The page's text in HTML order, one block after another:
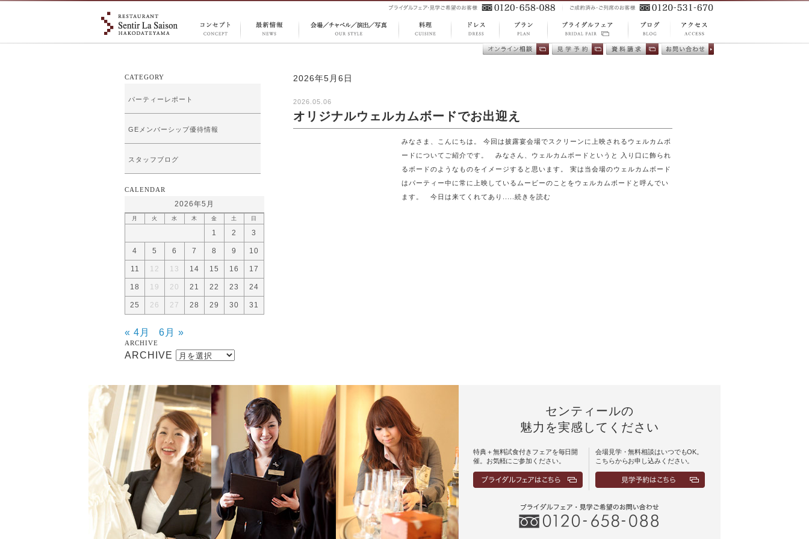
写真
DRESS
PLAN プ
BRIDAL FAIR ブBLOG ACCESS
アクセス
CATEGORY
パーティーレポート
GEメンバーシップ優待情報
スタッフブログ
CALENDAR
2026年5月
月 火 水 木 金 土 日
1 2 3
4 5 6 7 8 9 10
11 12 13 14 15 16 17
18 19 20 21 22 23 24
25 26 27 28 29 30 31
« 4月 6月 »
ARCHIVE
ARCHIVE
2026年5月6日
2026.05.06
オリジナルウェルカムボードでお出迎え
みなさま、こんにちは。 今回は披露宴会場でスクリーンに上映されるウェルカムボ
ードについてご紹介です。 みなさん、ウェルカムボードというと 入り口に飾られ
るボードのようなものをイメージすると思います。 実は当会場のウェルカムボード
はパーティー中に常に上映しているムービーのことをウェルカムボードと呼んでい
ます。 今日は来てくれてあり.....続きを読む
センティールの
魅力を実感してください
特典＋無料試食付きフェアを毎日開
催。お気軽にご参加ください。
会場見学・無料相談はいつでもOK。
こちらからお申し込みください。